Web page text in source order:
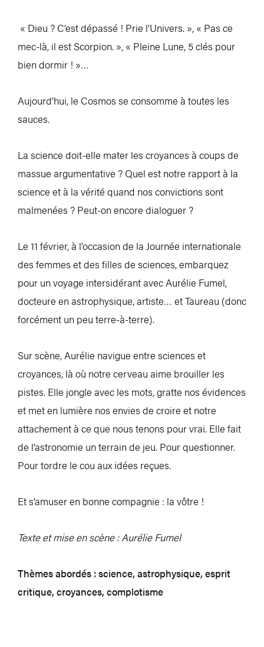
« Dieu ? C’est dépassé ! Prie l’Univers. », « Pas ce
mec-là, il est Scorpion. », « Pleine Lune, 5 clés pour
bien dormir ! »…
Aujourd’hui, le Cosmos se consomme à toutes les
sauces.
La science doit-elle mater les croyances à coups de
massue argumentative ? Quel est notre rapport à la
science et à la vérité quand nos convictions sont
malmenées ? Peut-on encore dialoguer ?
Le 11 février, à l’occasion de la Journée internationale
des femmes et des filles de sciences, embarquez
pour un voyage intersidérant avec Aurélie Fumel,
docteure en astrophysique, artiste… et Taureau (donc
forcément un peu terre-à-terre).
Sur scène, Aurélie navigue entre sciences et
croyances, là où notre cerveau aime brouiller les
pistes. Elle jongle avec les mots, gratte nos évidences
et met en lumière nos envies de croire et notre
attachement à ce que nous tenons pour vrai. Elle fait
de l’astronomie un terrain de jeu. Pour questionner.
Pour tordre le cou aux idées reçues.
Et s’amuser en bonne compagnie : la vôtre !
Texte et mise en scène : Aurélie Fumel
Thèmes abordés : science, astrophysique, esprit
critique, croyances, complotisme